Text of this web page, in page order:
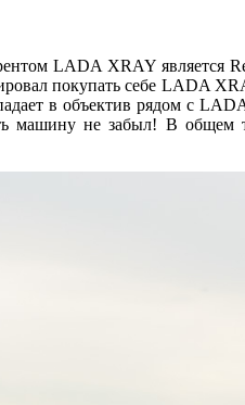
LADA XRAY является
покупать себе LADA
в объектив рядом с
не забыл! В общем